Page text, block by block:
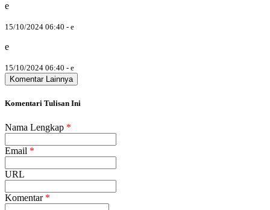
e
15/10/2024 06:40 - e
e
15/10/2024 06:40 - e
Komentar Lainnya
Komentari Tulisan Ini
Nama Lengkap *
Email *
URL
Komentar *